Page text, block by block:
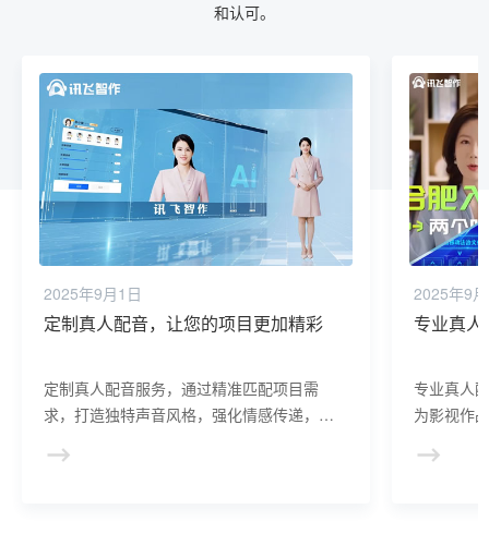
和认可。
2025年9月1日
定制真人配音，让您的项目更加精彩
定制真人配音服务，通过精准匹配项目需
求，打造独特声音风格，强化情感传递，助
关注和认可。
2025年9
专业真人
专业真人
为影视作
提升整体